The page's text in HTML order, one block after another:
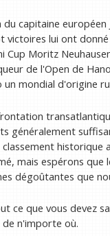
du capitaine
victoires lui ont
Cup Moritz
de l'Open de
un mondial d'origine
généralement
historique
mais espérons que
dégoûtantes que
ce que vous devez
n'importe où.